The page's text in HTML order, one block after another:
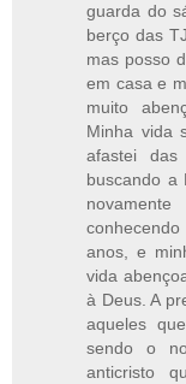
guarda do
berço das
mas posso
em casa e
muito
Minha vida
afastei
buscando a
anos, e
vida
à Deus. A
aqueles
sendo o
anticristo